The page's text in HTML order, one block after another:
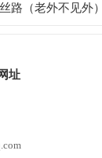
路（老外不见外）
址